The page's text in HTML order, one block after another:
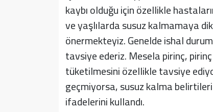
kaybı olduğu için özellikle
ve yaşlılarda susuz kalmamaya
önermekteyiz. Genelde ishal
tavsiye ederiz. Mesela pirinç,
tüketilmesini özellikle tavsiye
geçmiyorsa, susuz kalma
ifadelerini kullandı.